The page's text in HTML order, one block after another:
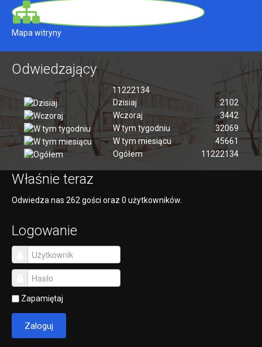
Mapa witryny
Odwiedzający
11222134
Dzisiaj
2102
Wczoraj
3442
W tym tygodniu
32069
W tym miesiącu
45661
Ogółem
11222134
Właśnie teraz
Odwiedza nas 262 gości oraz 0 użytkowników.
Logowanie
Zapamiętaj
Zaloguj